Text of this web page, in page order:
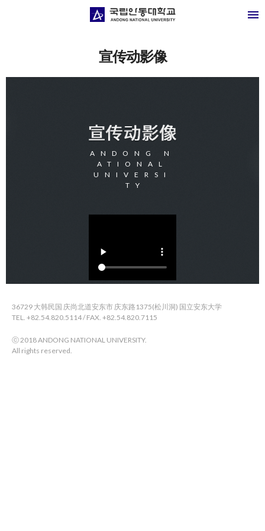
宣传动影像
ANDONG N
ATIONAL
UNIVERSI
TY
36729 大韩民国 庆尚北道安东市 庆东路1375(松川洞) 国立安东大学
TEL. +82.54.820.5114 / FAX. +82.54.820.7115
ⓒ 2018 ANDONG NATIONAL UNIVERSITY.
All rights reserved.